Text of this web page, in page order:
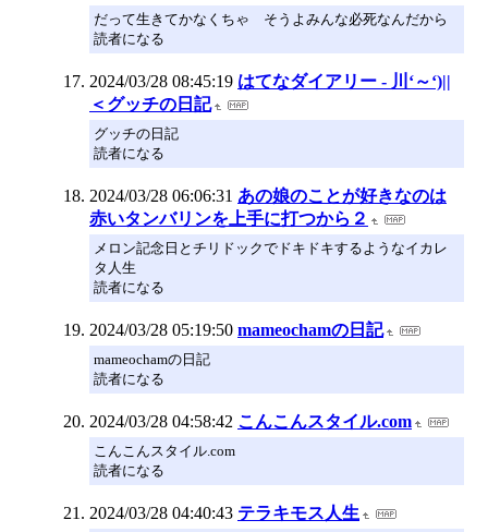
だって生きてかなくちゃ そうよみんな必死なんだから
読者になる
2024/03/28 08:45:19 はてなダイアリー - 川‘～‘)||
＜グッチの日記
グッチの日記
読者になる
2024/03/28 06:06:31 あの娘のことが好きなのは
赤いタンバリンを上手に打つから２
メロン記念日とチリドックでドキドキするようなイカレ
タ人生
読者になる
2024/03/28 05:19:50 mameochamの日記
mameochamの日記
読者になる
2024/03/28 04:58:42 こんこんスタイル.com
こんこんスタイル.com
読者になる
2024/03/28 04:40:43 テラキモス人生